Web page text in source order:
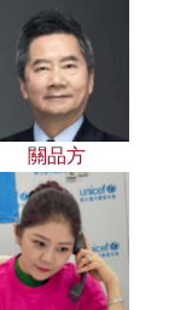
關品方